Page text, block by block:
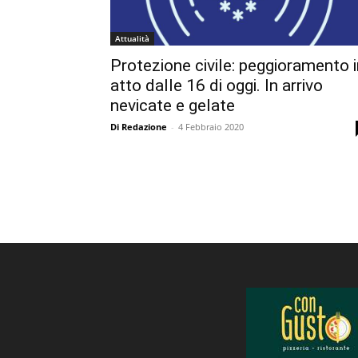
Attualità
Protezione civile: peggioramento
atto dalle 16 di oggi. In arrivo
nevicate e gelate
Di Redazione - 4 Febbraio 2020